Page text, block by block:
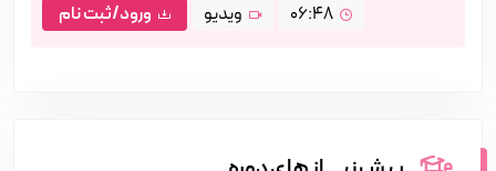
06:48 ویدیو ورود/ثبت نام